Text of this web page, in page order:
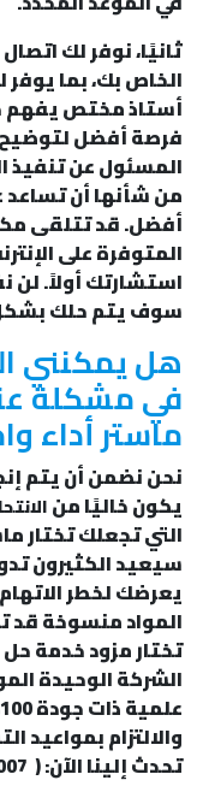
ثانيًا، نوفر لك
الخاص بك، بما
أستاذ مختص يفهم
فرصة أفضل لتوضيح
المسئول عن تنفيذ
من شأنها أن
أفضل. قد تتلقى
المتوفرة على
استشارتك أولاً. لن
سوف يتم حلك بشكل
هل يمكنني
في مشكلة
ماستر أداء
نحن نضمن أن يتم
يكون خاليًا من
التي تجعلك تختار
سيعيد الكثيرون
يعرضك لخطر
المواد منسوخة قد
تختار مزود خدمة حل
الشركة الوحيدة
والالتزام بمواعيد
تحدث إلينا الآن: ( 00201019085007 )